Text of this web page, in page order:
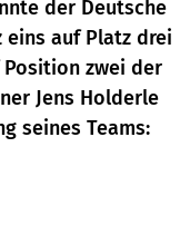
der Deutsche
eins auf Platz drei
Position zwei der
Jens Holderle
seines Teams: